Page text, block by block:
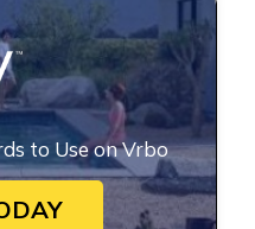
to Use on Vrbo